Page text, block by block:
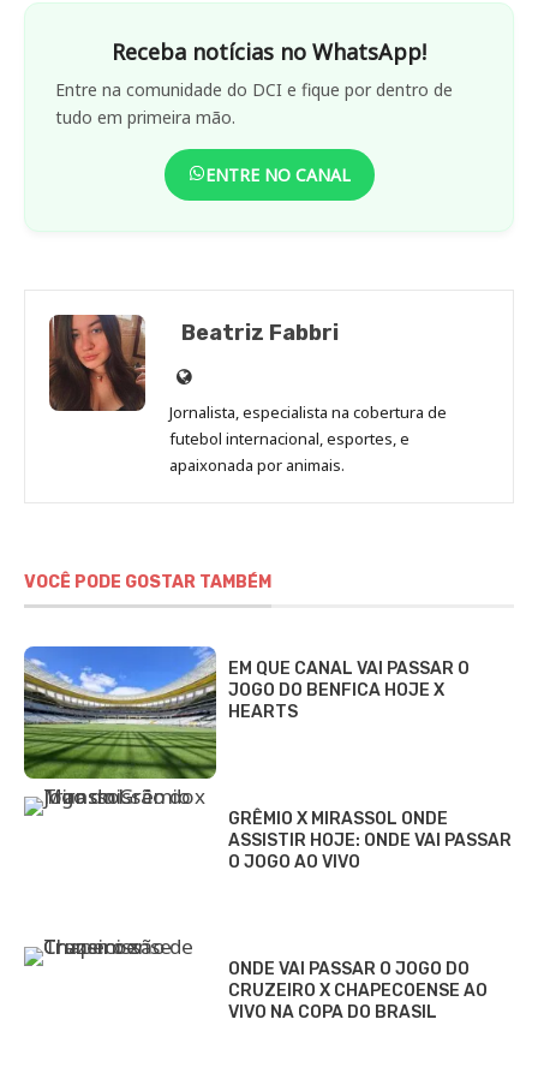
Receba notícias no WhatsApp!
Entre na comunidade do DCI e fique por dentro de
tudo em primeira mão.
ENTRE NO CANAL
Beatriz Fabbri
Site
de
Beatriz
Fabbri
Jornalista, especialista na cobertura de
futebol internacional, esportes, e
apaixonada por animais.
VOCÊ PODE GOSTAR TAMBÉM
EM QUE CANAL VAI PASSAR O
JOGO DO BENFICA HOJE X
HEARTS
GRÊMIO X MIRASSOL ONDE
ASSISTIR HOJE: ONDE VAI PASSAR
O JOGO AO VIVO
ONDE VAI PASSAR O JOGO DO
CRUZEIRO X CHAPECOENSE AO
VIVO NA COPA DO BRASIL